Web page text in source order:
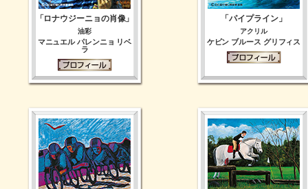
「ロナウジーニョの肖像」
油彩
マニュエル パレンニョ リベ
ラ
「パイプライン」
アクリル
ケビン ブルース グリフィス